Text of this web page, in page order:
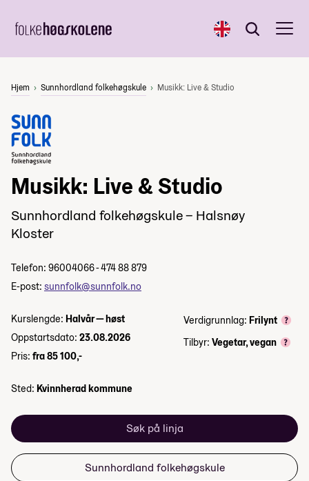
English Søk
Søk
Hjem Sunnhordland folkehøgskule Musikk: Live & Studio
Musikk: Live & Studio
Sunnhordland folkehøgskule – Halsnøy
Kloster
Telefon: 96004066 - 474 88 879
E-post: sunnfolk@sunnfolk.no
Kurslengde: Halvår — høst
Oppstartsdato: 23.08.2026
Pris: fra 85 100,-
Verdigrunnlag: Frilynt
Tilbyr: Vegetar, vegan
Sted: Kvinnherad kommune
Søk på linja
Sunnhordland folkehøgskule